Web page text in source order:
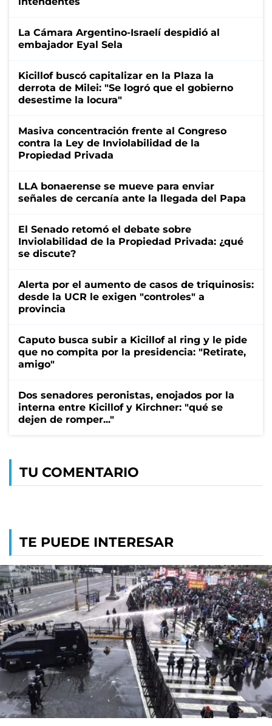
La Cámara Argentino-Israelí despidió al
embajador Eyal Sela
Kicillof buscó capitalizar en la Plaza la
derrota de Milei: "Se logró que el gobierno
desestime la locura"
Masiva concentración frente al Congreso
contra la Ley de Inviolabilidad de la
Propiedad Privada
LLA bonaerense se mueve para enviar
señales de cercanía ante la llegada del Papa
El Senado retomó el debate sobre
Inviolabilidad de la Propiedad Privada: ¿qué
se discute?
Alerta por el aumento de casos de triquinosis:
desde la UCR le exigen "controles" a
provincia
Caputo busca subir a Kicillof al ring y le pide
que no compita por la presidencia: "Retirate,
amigo"
Dos senadores peronistas, enojados por la
interna entre Kicillof y Kirchner: "qué se
dejen de romper..."
TU COMENTARIO
TE PUEDE INTERESAR